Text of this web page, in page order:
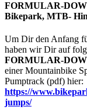
FORMULAR-
Bikepark, MTB-
Um Dir den Anfang
haben wir Dir auf
FORMULAR-
einer Mountainbike
Pumptrack (pdf) hier:
https://
jumps/